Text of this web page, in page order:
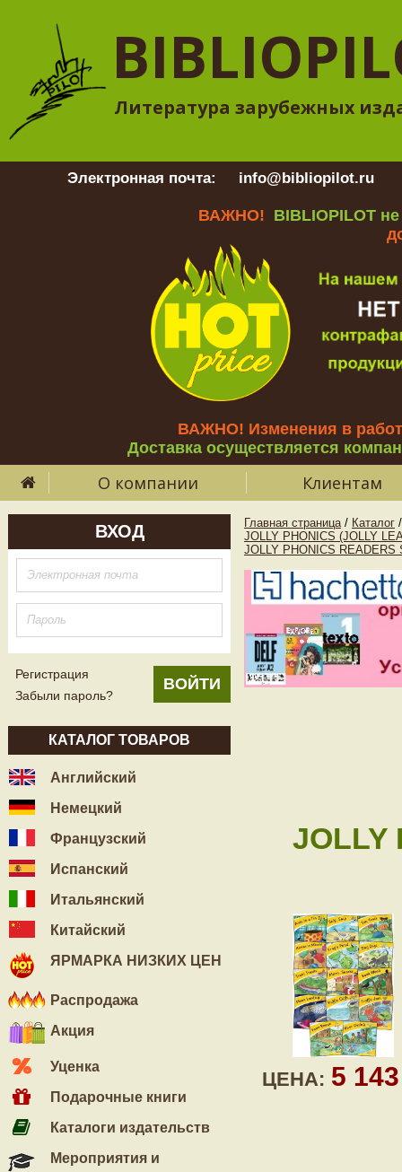
Литература зарубежных
Электронная почта: info@bibliopilot.ru
ВАЖНО! BIBLIOPILOT
ВАЖНО! Изменения в
Доставка осуществляется
О компании Клиентам
ВХОД
Регистрация
Забыли пароль?
КАТАЛОГ ТОВАРОВ
Английский
Немецкий
Французский
Испанский
Итальянский
Китайский
ЯРМАРКА НИЗКИХ ЦЕН
Распродажа
Акция
Уценка
Подарочные книги
Каталоги издательств
Мероприятия и
Главная страница / Каталог /
JOLLY PHONICS (JOLLY
JOLLY PHONICS READERS
JOLLY
ЦЕНА: 5